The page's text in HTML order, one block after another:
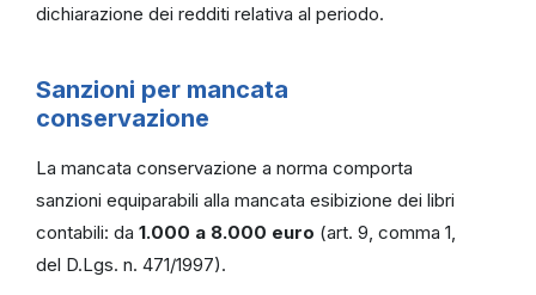
dichiarazione dei redditi relativa al periodo.
Sanzioni per mancata
conservazione
La mancata conservazione a norma comporta
sanzioni equiparabili alla mancata esibizione dei libri
contabili: da 1.000 a 8.000 euro (art. 9, comma 1,
del D.Lgs. n. 471/1997).